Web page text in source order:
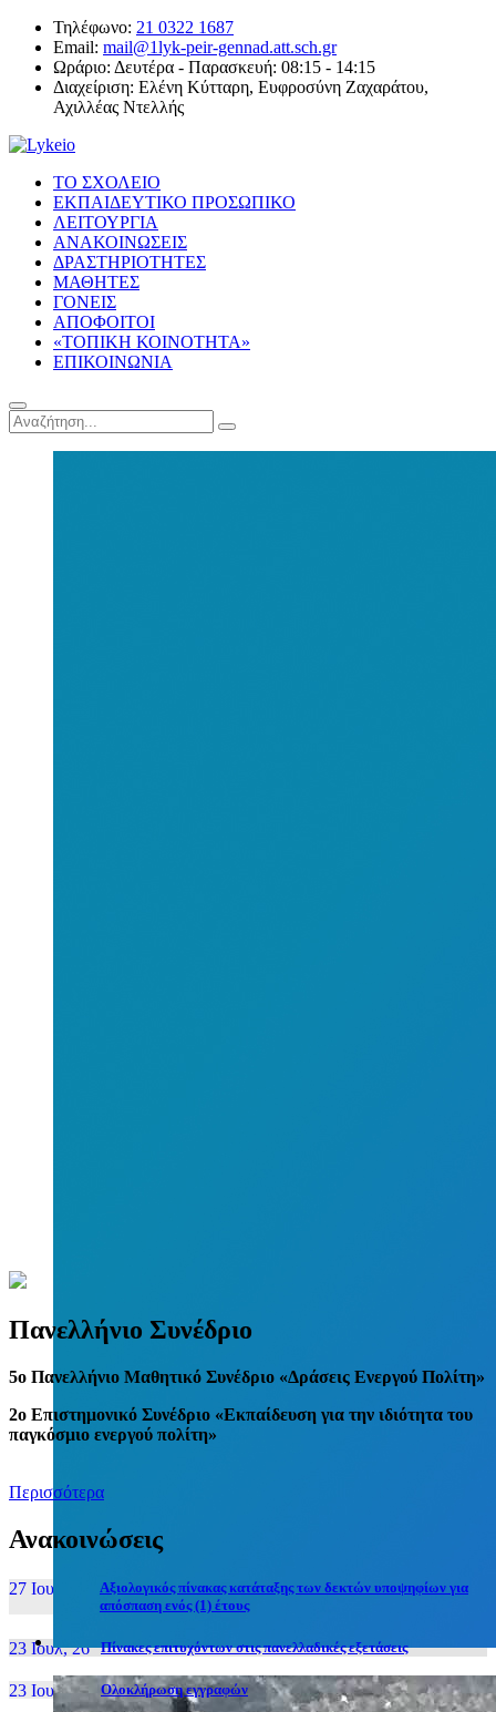
Τηλέφωνο: 21 0322 1687
Email: mail@1lyk-peir-gennad.att.sch.gr
Ωράριο: Δευτέρα - Παρασκευή: 08:15 - 14:15
Διαχείριση: Ελένη Κύτταρη, Ευφροσύνη Ζαχαράτου,
Αχιλλέας Ντελλής
ΤΟ ΣΧΟΛΕΙΟ
ΕΚΠΑΙΔΕΥΤΙΚΟ ΠΡΟΣΩΠΙΚΟ
ΛΕΙΤΟΥΡΓΙΑ
ΑΝΑΚΟΙΝΩΣΕΙΣ
ΔΡΑΣΤΗΡΙΟΤΗΤΕΣ
ΜΑΘΗΤΕΣ
ΓΟΝΕΙΣ
ΑΠΟΦΟΙΤΟΙ
«ΤΟΠΙΚΗ ΚΟΙΝΟΤΗΤΑ»
ΕΠΙΚΟΙΝΩΝΙΑ
Πανελλήνιο Συνέδριο
5o Πανελλήνιο Μαθητικό Συνέδριο «Δράσεις Ενεργού Πολίτη»
2ο Επιστημονικό Συνέδριο «Εκπαίδευση για την ιδιότητα του
παγκόσμιο ενεργού πολίτη»
Περισσότερα
Ανακοινώσεις
27 Ιουν, 26
Αξιολογικός πίνακας κατάταξης των δεκτών υποψηφίων για
απόσπαση ενός (1) έτους
23 Ιουλ, 26 Πίνακες επιτυχόντων στις πανελλαδικές εξετάσεις
23 Ιουλ, 26 Ολοκλήρωση εγγραφών